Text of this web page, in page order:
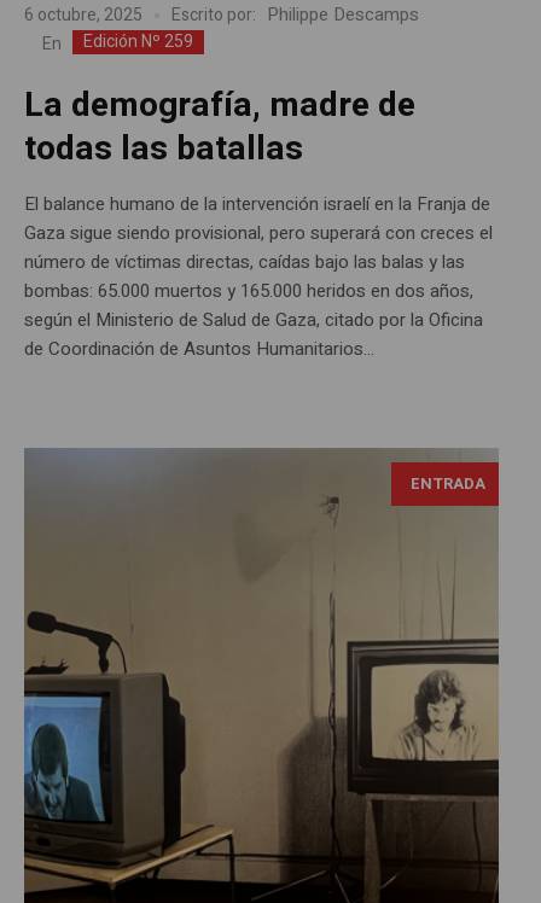
6 octubre, 2025 Escrito por: Philippe Descamps
En Edición Nº 259
La demografía, madre de
todas las batallas
El balance humano de la intervención israelí en la Franja de
Gaza sigue siendo provisional, pero superará con creces el
número de víctimas directas, caídas bajo las balas y las
bombas: 65.000 muertos y 165.000 heridos en dos años,
según el Ministerio de Salud de Gaza, citado por la Oficina
de Coordinación de Asuntos Humanitarios...
ENTRADA